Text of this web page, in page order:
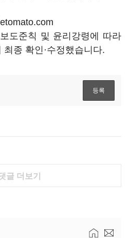
도준칙 및 윤리강령에 따라
종 확인·수정했습니다.
글 더보기